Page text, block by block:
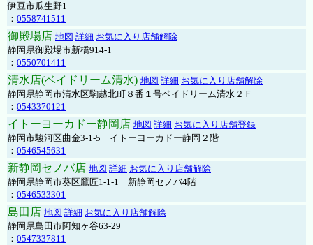
伊豆市瓜生野1
： 0558741511
御殿場店 地図 詳細 お気に入り店舗解除
静岡県御殿場市新橋914-1
： 0550701411
清水店(ベイドリーム清水) 地図 詳細 お気に入り店舗解除
静岡県静岡市清水区駒越北町８番１号ベイドリーム清水２Ｆ
： 0543370121
イトーヨーカドー静岡店 地図 詳細 お気に入り店舗登録
静岡市駿河区曲金3-1-5 イトーヨーカドー静岡２階
： 0546545631
新静岡セノバ店 地図 詳細 お気に入り店舗解除
静岡県静岡市葵区鷹匠1-1-1 新静岡セノバ4階
： 0546533301
島田店 地図 詳細 お気に入り店舗解除
静岡県島田市阿知ヶ谷63-29
： 0547337811